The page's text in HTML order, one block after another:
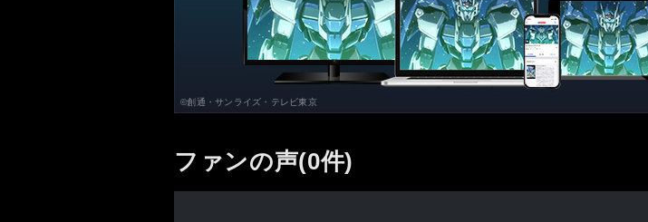
©創通・サンライズ・テレビ東京
ファンの声(0件)